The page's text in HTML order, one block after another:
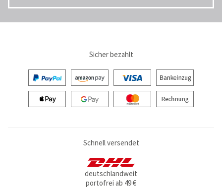
Sicher bezahlt
Schnell versendet
deutschlandweit
portofrei ab 49 €